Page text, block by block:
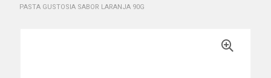
PASTA GUSTOSIA SABOR LARANJA 90G